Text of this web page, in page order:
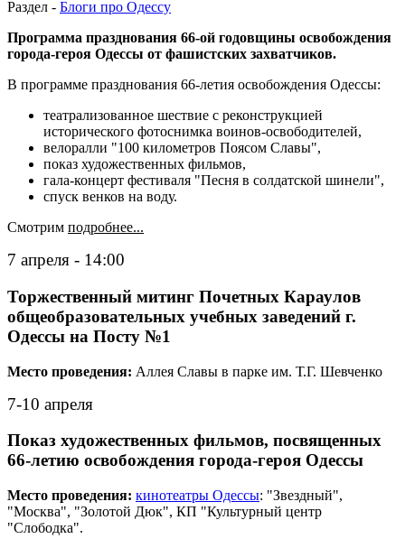
Раздел - Блоги про Одессу
Программа празднования 66-ой годовщины освобождения
города-героя Одессы от фашистских захватчиков.
В программе празднования 66-летия освобождения Одессы:
театрализованное шествие с реконструкцией
исторического фотоснимка воинов-освободителей,
велоралли "100 километров Поясом Славы",
показ художественных фильмов,
гала-концерт фестиваля "Песня в солдатской шинели",
спуск венков на воду.
Смотрим подробнее...
7 апреля - 14:00
Торжественный митинг Почетных Караулов
общеобразовательных учебных заведений г.
Одессы на Посту №1
Место проведения: Аллея Славы в парке им. Т.Г. Шевченко
7-10 апреля
Показ художественных фильмов, посвященных
66-летию освобождения города-героя Одессы
Место проведения: кинотеатры Одессы: "Звездный",
"Москва", "Золотой Дюк", КП "Культурный центр
"Слободка".